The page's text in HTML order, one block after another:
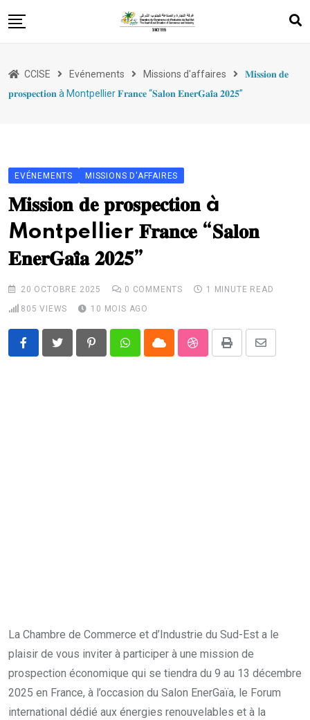
to
Appui à l’export
Législations
CCISE Evénements Missions d'affaires
𝐌𝐢𝐬𝐬𝐢𝐨𝐧 𝐝𝐞
𝐩𝐫𝐨𝐬𝐩𝐞𝐜𝐭𝐢𝐨𝐧 à Montpellier 𝐅𝐫𝐚𝐧𝐜𝐞 “𝐒𝐚𝐥𝐨𝐧 𝐄𝐧𝐞𝐫𝐆𝐚𝐢̈𝐚 𝟐𝟎𝟐𝟓”
EVÉNEMENTS MISSIONS D'AFFAIRES
𝐌𝐢𝐬𝐬𝐢𝐨𝐧 𝐝𝐞 𝐩𝐫𝐨𝐬𝐩𝐞𝐜𝐭𝐢𝐨𝐧 à
Montpellier 𝐅𝐫𝐚𝐧𝐜𝐞 “𝐒𝐚𝐥𝐨𝐧
𝐄𝐧𝐞𝐫𝐆𝐚𝐢̈𝐚 𝟐𝟎𝟐𝟓”
20 OCTOBRE 2025 0 COMMENTS
1 MINUTE READ
805 VIEWS 10 MOIS AGO
PinterestWhatsappCloud StumbleUpon
Print
Share
La Chambre de Commerce et d’Industrie du Sud-Est a le
plaisir de vous inviter à participer à une mission de
prospection économique qui se tiendra du 9 au 13 décembre
2025 en France, à l’occasion du Salon EnerGaïa, le Forum
international dédié aux énergies renouvelables et à la